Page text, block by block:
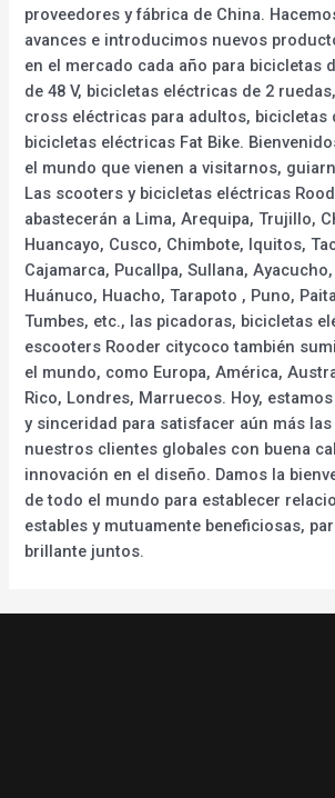
proveedores y fábrica de China.
avances e introducimos nuevos
en el mercado cada año para bicicletas
de 48 V, bicicletas eléctricas de 2
cross eléctricas para adultos, bicicletas
bicicletas eléctricas Fat Bike.
el mundo que vienen a visitarnos,
Las scooters y bicicletas eléctricas
abastecerán a Lima, Arequipa, Trujillo,
Huancayo, Cusco, Chimbote, Iquitos,
Cajamarca, Pucallpa, Sullana,
Huánuco, Huacho, Tarapoto , Puno,
Tumbes, etc., las picadoras, bicicletas
escooters Rooder citycoco también
el mundo, como Europa, América,
Rico, Londres, Marruecos. Hoy,
y sinceridad para satisfacer aún más
nuestros clientes globales con buena
innovación en el diseño. Damos la
de todo el mundo para establecer
estables y mutuamente beneficiosas,
brillante juntos.